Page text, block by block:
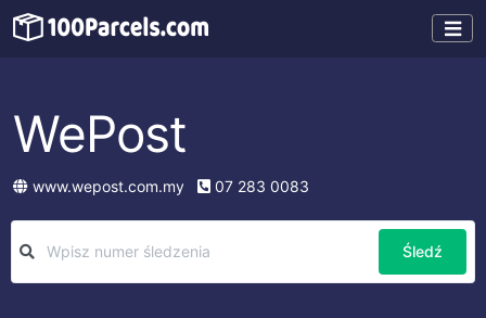
WePost
www.wepost.com.my 07 283 0083
Śledź